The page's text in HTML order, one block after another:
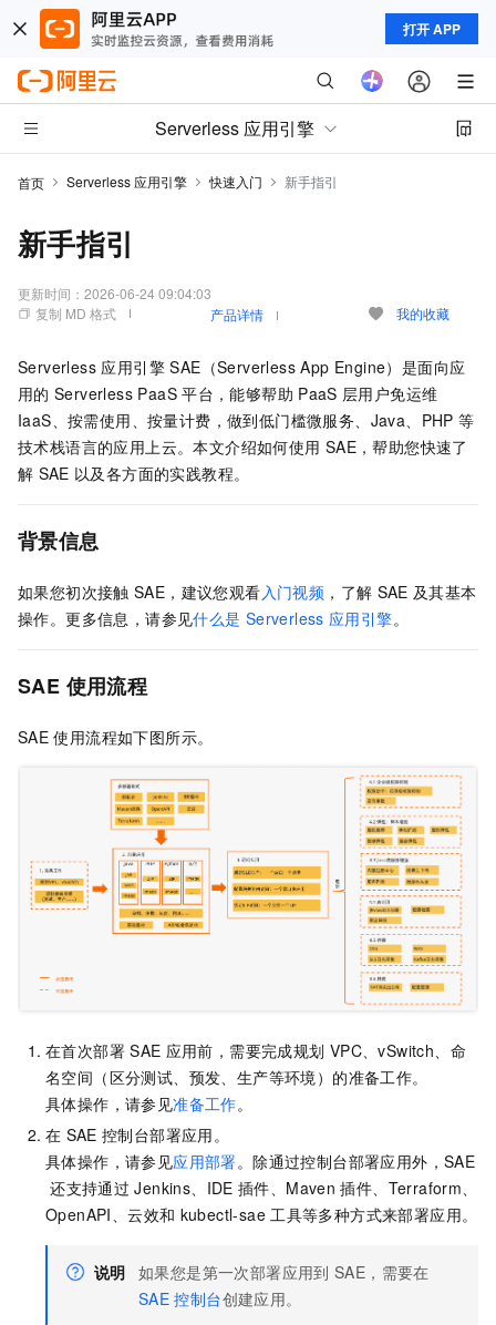
打开 APP
Serverless 应用引擎
首页 Serverless 应用引擎 快速入门 新手指引
新手指引
更新时间： 2026-06-24 09:04:03
复制 MD 格式
产品详情 我的收藏
Serverless 应用引擎 SAE（Serverless App Engine） 是面向应
用的 Serverless PaaS 平台，能够帮助 PaaS 层用户免运维
IaaS、按需使用、按量计费，做到低门槛微服务、Java、PHP 等
技术栈语言的应用上云。本文介绍如何使用 SAE ，帮助您快速了
解 SAE 以及各方面的实践教程。
背景信息
如果您初次接触 SAE ，建议您观看入门视频 ，了解 SAE 及其基本
操作。更多信息，请参见什么是 Serverless 应用引擎。
SAE 使用流程
SAE 使用流程如下图所示。
在首次部署 SAE 应用前，需要完成规划 VPC、vSwitch、命
名空间（区分测试、预发、生产等环境）的准备工作。
具体操作，请参见准备工作。
在 SAE 控制台部署应用。
具体操作，请参见应用部署。除通过控制台部署应用外，SAE
还支持通过 Jenkins、IDE 插件、Maven 插件、Terraform、
OpenAPI、云效和 kubectl-sae 工具等多种方式来部署应用。
说明 如果您是第一次部署应用到 SAE ，需要在
SAE 控制台创建应用。